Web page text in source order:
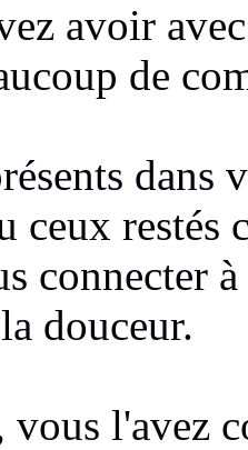
avoir
de
dans
ceux
connecter
douceur.
vous l'avez